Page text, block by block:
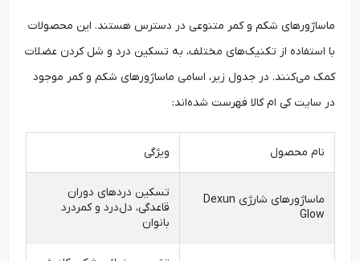
ماساژورهای شکم و کمر متنوعی در دسترس هستند. این محصولات
با استفاده از تکنیک‌های مختلف، به تسکین درد و شل کردن عضلات
کمک می‌کنند. در جدول زیر، اسامی ماساژورهای شکم و کمر موجود
در سایت کی ام کالا فهرست شده‌اند:
نام محصول ویژگی
ماساژورهای شارژی Dexun
Glow
تسکین دردهای دوران
قاعدگی، دل‌درد و کمردرد
بانوان